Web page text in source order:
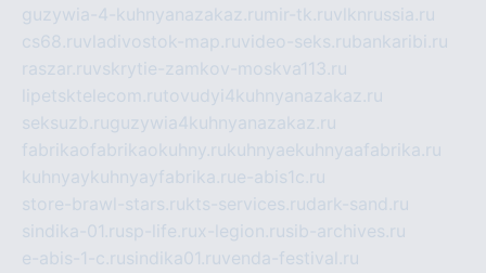
guzywia-4-kuhnyanazakaz.ru mir-tk.ruvlknrussia.ru
cs68.ruvladivostok-map.ruvideo-seks.rubankaribi.ru
raszar.ruvskrytie-zamkov-moskva113.ru
lipetsktelecom.rutovudyi4kuhnyanazakaz.ru
seksuzb.ruguzywia4kuhnyanazakaz.ru
fabrikaofabrikaokuhny.rukuhnyaekuhnyaafabrika.ru
kuhnyaykuhnyayfabrika.rue-abis1c.ru
store-brawl-stars.rukts-services.rudark-sand.ru
sindika-01.rusp-life.rux-legion.rusib-archives.ru
e-abis-1-c.rusindika01.ruvenda-festival.ru